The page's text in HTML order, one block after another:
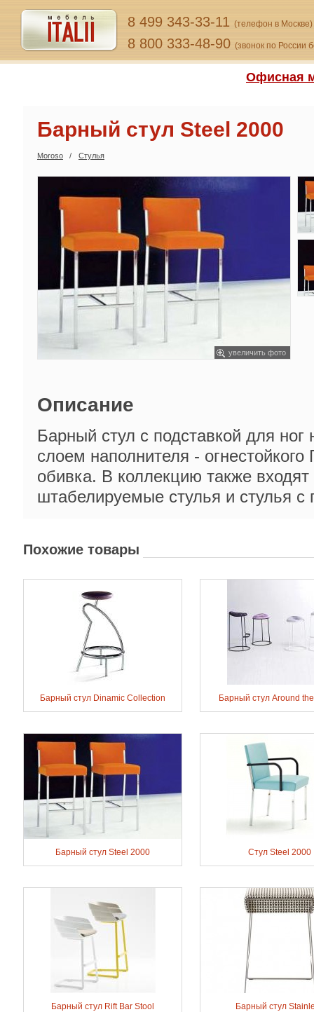
8 499 343-33-11 (телефон в Москве)
8 800 333-48-90 (звонок по России
Офисная
Барный стул Steel 2000
Moroso Стулья
увеличить фото
Описание
Барный стул с подставкой для ног
слоем наполнителя -
обивка. В коллекцию также
штабелируемые стулья и стулья с
Похожие товары
Барный стул Dinamic Collection Барный стул Around
Барный стул Steel 2000 Стул Steel 2000
Барный стул Rift Bar Stool Барный стул